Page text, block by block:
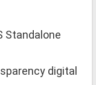
Standalone
digital